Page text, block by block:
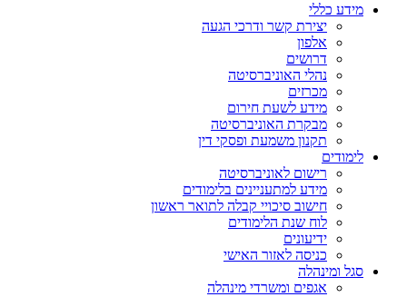
מידע כללי
יצירת קשר ודרכי הגעה
אלפון
דרושים
נהלי האוניברסיטה
מכרזים
מידע לשעת חירום
מבקרת האוניברסיטה
תקנון משמעת ופסקי דין
לימודים
רישום לאוניברסיטה
מידע למתעניינים בלימודים
חישוב סיכויי קבלה לתואר ראשון
לוח שנת הלימודים
ידיעונים
כניסה לאזור האישי
סגל ומינהלה
אגפים ומשרדי מינהלה